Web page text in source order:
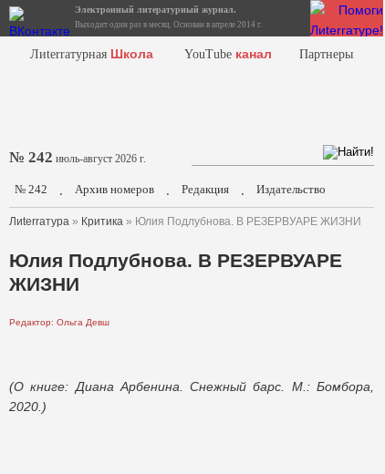
Электронный литературный журнал.
Выходит один раз в месяц. Основан в апреле 2014 г.
Лиterraтурная Школа YouTube канал Партнеры
№ 242 июль-август 2026 г.
№ 242 . Архив номеров . Редакция . Издательство
Лиterraтура » Критика » Юлия Подлубнова. В РЕЗЕРВУАРЕ ЖИЗНИ
Юлия Подлубнова. В РЕЗЕРВУАРЕ
ЖИЗНИ
Редактор: Ольга Девш
(О книге: Диана Арбенина. Снежный барс. М.: Бомбора,
2020.)